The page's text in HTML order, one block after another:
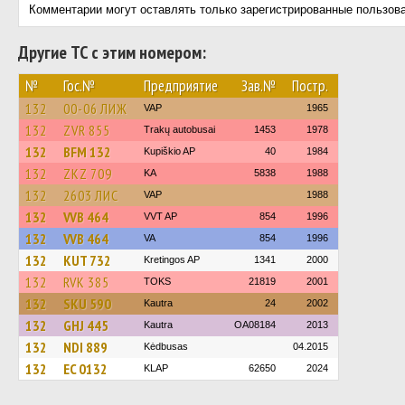
Комментарии могут оставлять только зарегистрированные
Другие ТС с этим номером:
№ Гос.№ Предприятие Зав.№ Постр.
132 00-06 ЛИЖ VAP 1965
132 ZVR 855 Trakų autobusai 1453 1978
132 BFM 132 Kupiškio AP 40 1984
132 ZKZ 709 KA 5838 1988
132 2603 ЛИС VAP 1988
132 VVB 464 VVT AP 854 1996
132 VVB 464 VA 854 1996
132 KUT 732 Kretingos AP 1341 2000
132 RVK 385 TOKS 21819 2001
132 SKU 590 Kautra 24 2002
132 GHJ 445 Kautra OA08184 2013
132 NDI 889 Kėdbusas 04.2015
132 EC 0132 KLAP 62650 2024